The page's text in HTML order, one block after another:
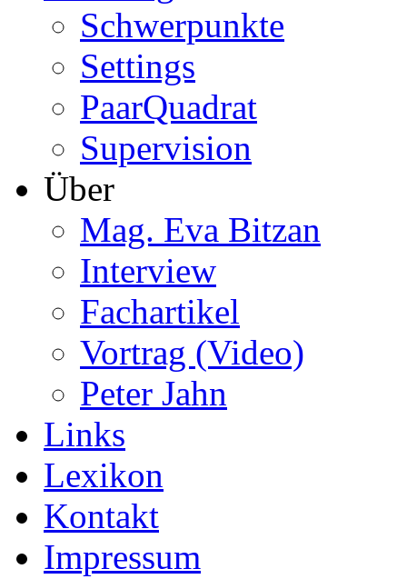
Schwerpunkte
Settings
PaarQuadrat
Supervision
Über
Mag. Eva Bitzan
Interview
Fachartikel
Vortrag (Video)
Peter Jahn
Links
Lexikon
Kontakt
Impressum